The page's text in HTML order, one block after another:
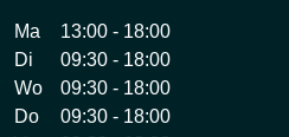
Ma
13:00 - 18:00
Di
09:30 - 18:00
Wo
09:30 - 18:00
Do
09:30 - 18:00